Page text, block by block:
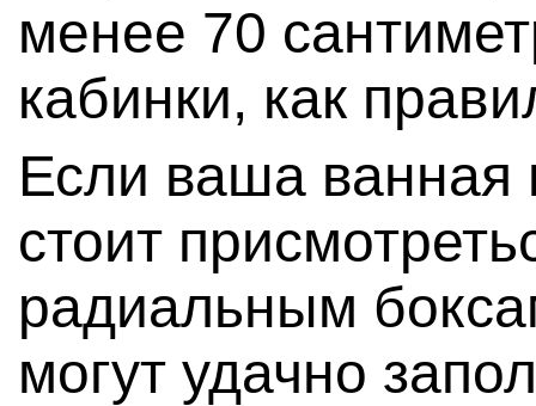
менее 70
кабинки, как
Если ваша ванная
стоит
радиальным
могут удачно